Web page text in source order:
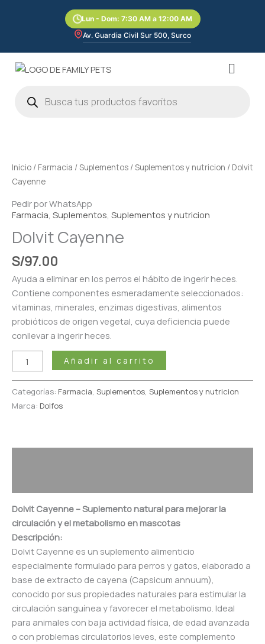
Lun - Dom: 7:30 AM a 12:00 AM
Av. Guardia Civil Sur 500, Surco
Menú
productos
Inicio / Farmacia /Suplementos /Suplementos y nutricion / Dolvit
Cayenne
Pedir por WhatsApp
Farmacia Suplementos Suplementos y nutricion
Dolvit Cayenne
S/97.00
Ayuda a eliminar en los perros el hábito de ingerir heces.
Contiene componentes esmeradamente seleccionados:
vitaminas, minerales, enzimas digestivas, alimentos
probióticos de origen vegetal, cuya deficiencia puede
conllevar a ingerir heces.
cantidad
Añadir al carrito
Categorías: Farmacia, Suplementos, Suplementos y nutricion
Marca: Dolfos
Dolvit Cayenne – Suplemento natural para mejorar la
circulación y el metabolismo en mascotas
Descripción:
Dolvit Cayenne es un suplemento alimenticio
especialmente formulado para perros y gatos, elaborado a
base de extracto de cayena (Capsicum annuum),
conocido por sus propiedades naturales para estimular la
circulación sanguínea y favorecer el metabolismo. Ideal
para animales con baja actividad física, de edad avanzada
o con problemas circulatorios leves, este complemento